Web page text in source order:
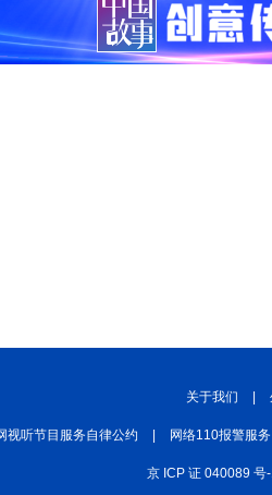
关于我们
视听节目服务自律公约 网络110报警服务
京 ICP 证 040089 号